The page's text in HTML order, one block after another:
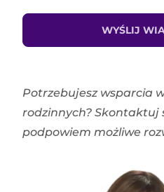
WYŚLIJ
Potrzebujesz wsparcia
rodzinnych? Skontaktuj
podpowiem możliwe